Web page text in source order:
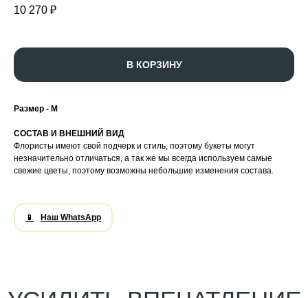
10 270 ₽
В КОРЗИНУ
Размер - M
CОСТАВ И ВНЕШНИЙ ВИД
Флористы имеют свой подчерк и стиль, поэтому букеты могут
незначительно отличаться, а так же мы всегда используем самые
свежие цветы, поэтому возможны небольшие изменения состава.
Наш WhatsApp